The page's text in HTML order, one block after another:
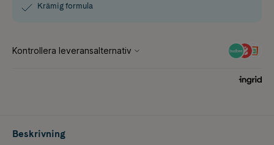
Krämig formula
Beskrivning